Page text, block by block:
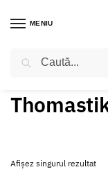
MENIU
Afișez singurul rezultat